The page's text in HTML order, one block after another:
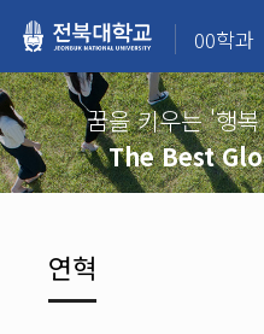
00학과
꿈을 키우는 '행
The Best
연혁